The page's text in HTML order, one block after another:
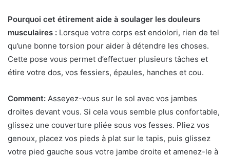
Pourquoi cet étirement aide à soulager les douleurs
musculaires : Lorsque votre corps est endolori, rien de tel
qu’une bonne torsion pour aider à détendre les choses.
Cette pose vous permet d’effectuer plusieurs tâches et
étire votre dos, vos fessiers, épaules, hanches et cou.
Comment: Asseyez-vous sur le sol avec vos jambes
droites devant vous. Si cela vous semble plus confortable,
glissez une couverture pliée sous vos fesses. Pliez vos
genoux, placez vos pieds à plat sur le tapis, puis glissez
votre pied gauche sous votre jambe droite et amenez-le à